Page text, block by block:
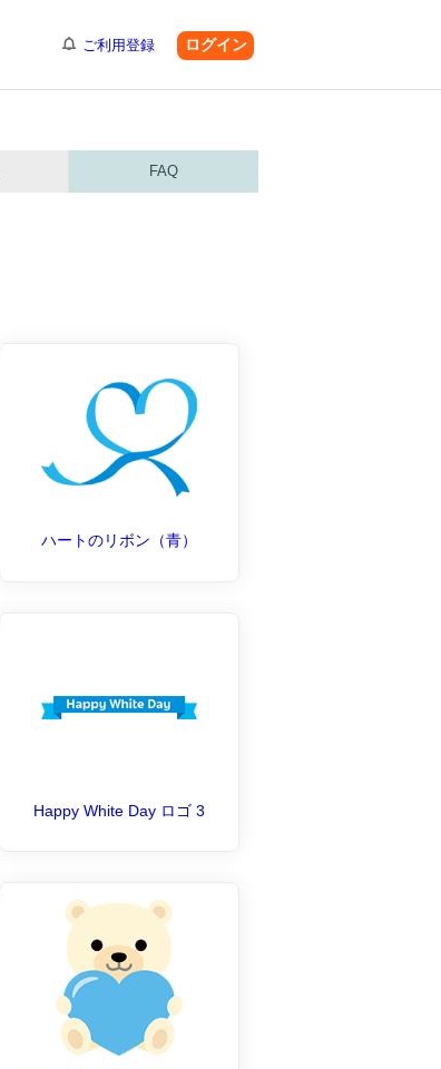
ご利用登録 ログイン
FAQ
ハートのリボン（青）
Happy White Day ロゴ 3